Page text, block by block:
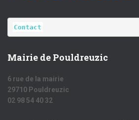
Contact
Mairie de Pouldreuzic
6 rue de la mairie
29710 Pouldreuzic
02 98 54 40 32